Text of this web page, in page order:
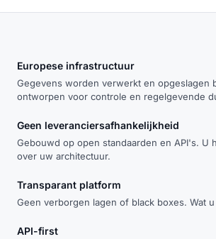
Europese infrastructuur
Gegevens worden verwerkt en opgeslagen
ontworpen voor controle en regelgevende
Geen leveranciersafhankelijkheid
Gebouwd op open standaarden en API's. U
over uw architectuur.
Transparant platform
Geen verborgen lagen of black boxes. Wat
API-first